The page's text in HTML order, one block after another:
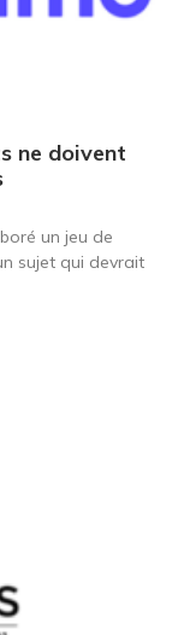
ne doivent
un jeu de
sujet qui devrait